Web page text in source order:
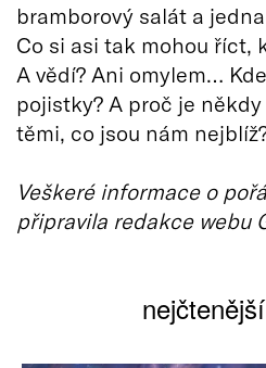
bramborový salát a
Co si asi tak mohou říct,
A vědí? Ani omylem…
pojistky? A proč je
těmi, co jsou nám
Veškeré informace o
připravila redakce webu